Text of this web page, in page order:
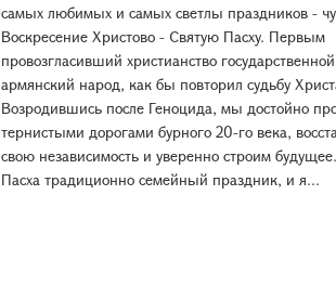
самых любимых и самых светлы праздников -
Воскресение Христово - Святую Пасху. Первым
провозгласивший христианство
армянский народ, как бы повторил судьбу
Возродившись после Геноцида, мы достойно
тернистыми дорогами бурного 20-го века,
свою независимость и уверенно строим
Пасха традиционно семейный праздник, и я...